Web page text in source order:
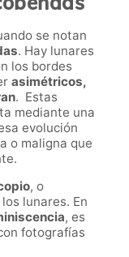
se notan
. Hay lunares
los bordes
asimétricos,
. Estas
mediante una
evolución
o maligna que
, o
lunares. En
, es
fotografías